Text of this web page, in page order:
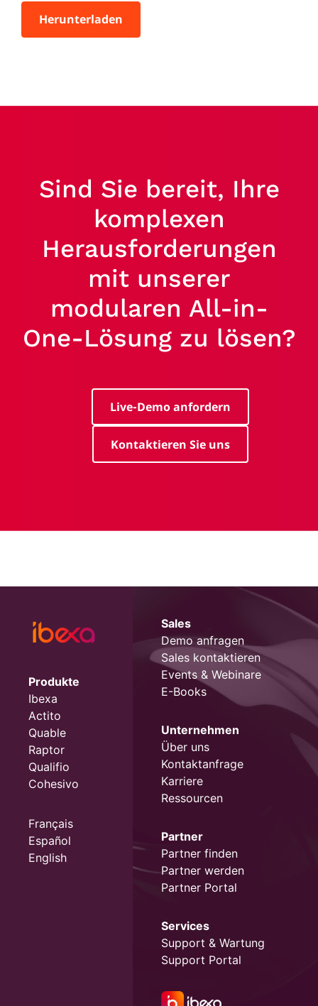
Herunterladen
Sind Sie bereit, Ihre
komplexen
Herausforderungen
mit unserer
modularen All-in-
One-Lösung zu lösen?
Live-Demo anfordern
Kontaktieren Sie uns